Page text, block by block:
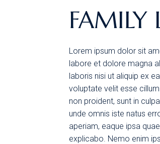
FAMILY
Lorem ipsum dolor sit
labore et dolore magna
laboris nisi ut aliquip ex
voluptate velit esse
non proident, sunt in
unde omnis iste natus
aperiam, eaque ipsa
explicabo. Nemo enim